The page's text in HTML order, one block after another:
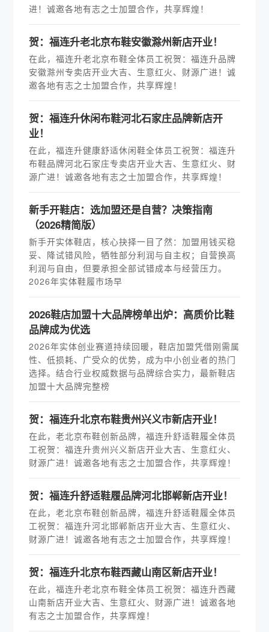
进！诚邀各地有志之士加盟合作，共享辉煌！
贺：福连升老北京布鞋安徽滁州新店开业！
在此，福连升老北京布鞋全体员工祝贺：福连升品牌
安徽滁州专卖店开业大吉、生意红火、财源广进！诚
邀各地有志之士加盟合作，共享辉煌！
贺：福连升休闲布鞋河北石家庄品牌新店开
业！
在此，福连升健康舒适休闲鞋全体员工祝贺：福连升
布鞋品牌河北石家庄专卖店开业大吉、生意红火、财
源广进！诚邀各地有志之士加盟合作，共享辉煌！
新手开鞋店：选加盟还是自营？决策指南
（2026精简版）
新手开实体鞋店，核心抉择一目了然：加盟用钱买稳
妥、降试错风险，牺牲部分利润与自主权；自营换高
利润与自由，但要承担全部试错成本与经营压力。
2026年实体鞋履市场早
2026鞋店加盟十大品牌榜单出炉：高质价比鞋
品牌成为优选
2026年实体创业赛道持续回暖，鞋店加盟凭借刚需属
性、低损耗、广受众的优势，成为中小创业者的热门
选择。结合行业权威数据与品牌综合实力，最新鞋店
加盟十大品牌完整榜
贺：福连升北京布鞋贵州兴义市新店开业！
在此，老北京布鞋创新品牌，福连升舒适鞋履全体员
工祝贺：福连升贵州兴义新店开业大吉、生意红火、
财源广进！诚邀各地有志之士加盟合作，共享辉煌！
贺：福连升舒适鞋履品牌河北邯郸新店开业！
在此，老北京布鞋创新品牌，福连升舒适鞋履全体员
工祝贺：福连升河北邯郸新店开业大吉、生意红火、
财源广进！诚邀各地有志之士加盟合作，共享辉煌！
贺：福连升北京布鞋西藏山南区新店开业！
在此，福连升老北京布鞋全体员工祝贺：福连升西藏
山南新店开业大吉、生意红火、财源广进！诚邀各地
有志之士加盟合作，共享辉煌！